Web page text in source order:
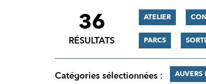
FILTRER
RÉSULTATS
36
RÉSULTATS
ATELIER
PARCS
Catégories sélectionnées : AUVERS